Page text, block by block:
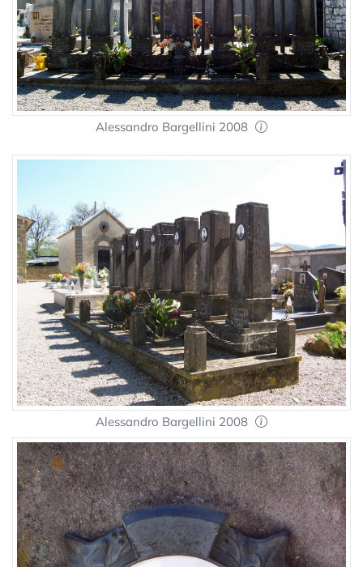
Alessandro Bargellini 2008
Alessandro Bargellini 2008